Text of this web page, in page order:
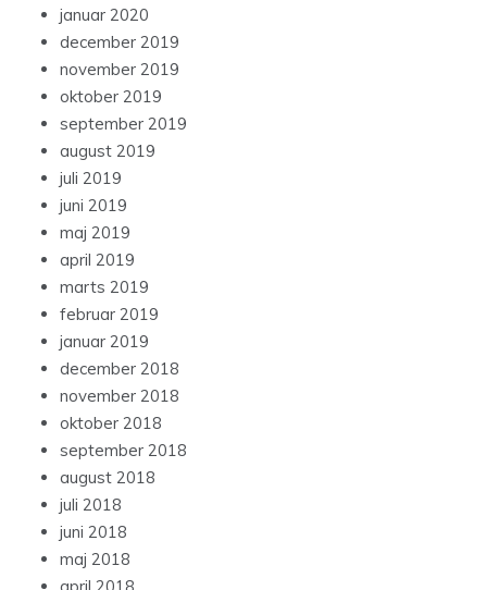
januar 2020
december 2019
november 2019
oktober 2019
september 2019
august 2019
juli 2019
juni 2019
maj 2019
april 2019
marts 2019
februar 2019
januar 2019
december 2018
november 2018
oktober 2018
september 2018
august 2018
juli 2018
juni 2018
maj 2018